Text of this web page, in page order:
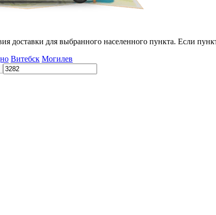
доставки для выбранного населенного пункта. Если
Витебск Могилев